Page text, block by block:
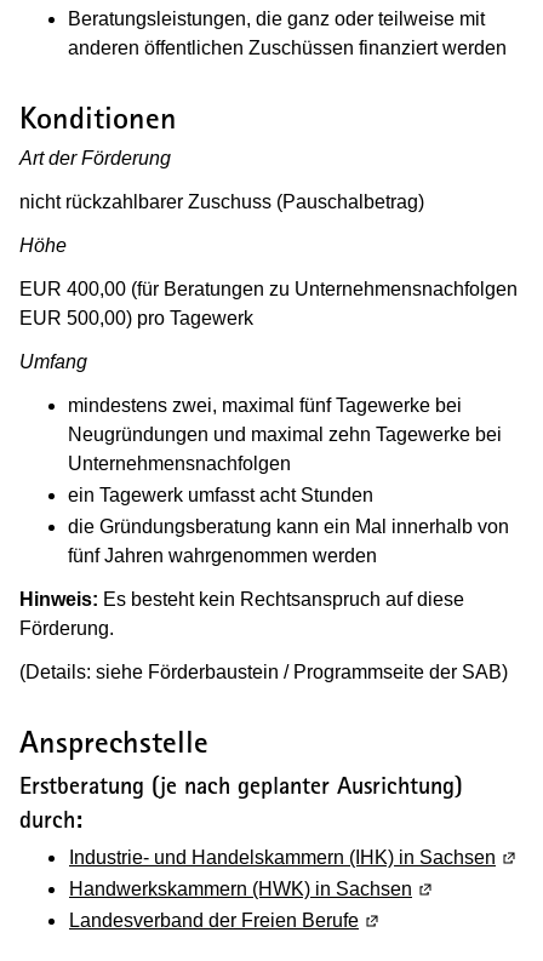
Beratungsleistungen, die ganz oder teilweise mit
anderen öffentlichen Zuschüssen finanziert werden
Konditionen
Art der Förderung
nicht rückzahlbarer Zuschuss (Pauschalbetrag)
Höhe
EUR 400,00 (für Beratungen zu Unternehmensnachfolgen
EUR 500,00) pro Tagewerk
Umfang
mindestens zwei, maximal fünf Tagewerke bei
Neugründungen und maximal zehn Tagewerke bei
Unternehmensnachfolgen
ein Tagewerk umfasst acht Stunden
die Gründungsberatung kann ein Mal innerhalb von
fünf Jahren wahrgenommen werden
Hinweis: Es besteht kein Rechtsanspruch auf diese
Förderung.
(Details: siehe Förderbaustein / Programmseite der SAB)
Ansprechstelle
Erstberatung (je nach geplanter Ausrichtung)
durch:
Industrie- und Handelskammern (IHK) in Sachsen
Handwerkskammern (HWK) in Sachsen (Wird in
Landesverband der Freien Berufe (Wird in einem